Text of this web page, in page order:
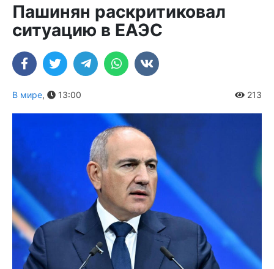
Пашинян раскритиковал
ситуацию в ЕАЭС
В мире, 13:00 213